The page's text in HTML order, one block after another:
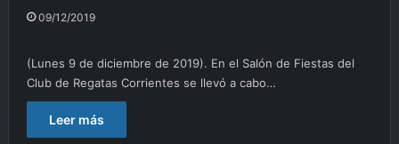
09/12/2019
(Lunes 9 de diciembre de 2019). En el Salón de Fiestas del
Club de Regatas Corrientes se llevó a cabo…
Leer más